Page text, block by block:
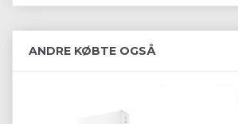
ANDRE KØBTE OGSÅ